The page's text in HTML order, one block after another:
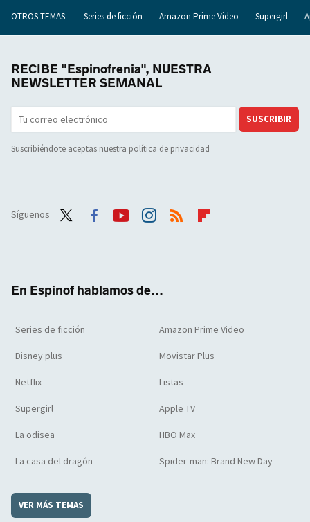
OTROS TEMAS: Series de ficción Amazon Prime Video Supergirl
RECIBE "Espinofrenia", NUESTRA
NEWSLETTER SEMANAL
SUSCRIBIR
Suscribiéndote aceptas nuestra política de privacidad
Síguenos
En Espinof hablamos de...
Series de ficción Amazon Prime Video
Disney plus Movistar Plus
Netflix Listas
Supergirl Apple TV
La odisea HBO Max
La casa del dragón Spider-man: Brand New Day
VER MÁS TEMAS